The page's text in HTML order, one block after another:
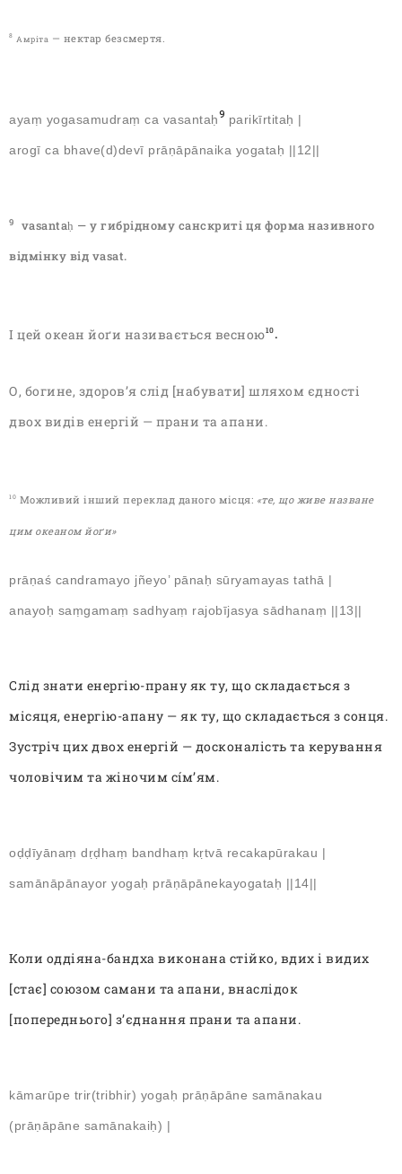
8 Амріта — нектар безсмертя
ayaṃ yogasamudraṃ ca vasantaḥ9 parikīrtitaḥ |
arogī ca bhave(d)devī prāṇāpānaika yogataḥ ||12||
9 vasantaḥ — у гибрідному санскриті ця форма називного
відмінку від vasat.
І цей океан йоґи називається весною10.
О, богине, здоров’я слід [набувати] шляхом єдності
двох видів енергій — прани та апани.
10 Можливий інший переклад даного місця: «те, що живе назване
цим океаном йоґи»
prāṇaś candramayo jñeyo’ pānaḥ sūryamayas tathā |
anayoḥ saṃgamaṃ sadhyaṃ rajobījasya sādhanaṃ ||13||
Слід знати енергію-прану як ту, що складається з
місяця, енергію-апану — як ту, що складається з сонця.
Зустріч цих двох енергій — досконалість та керування
чоловічим та жіночим сíм’ям.
oḍḍīyānaṃ dṛḍhaṃ bandhaṃ kṛtvā recakapūrakau |
samānāpānayor yogaḥ prāṇāpānekayogataḥ ||14||
Коли оддіяна-бандха виконана стійко, вдих і видих
[стає] союзом самани та апани, внаслідок
[попереднього] з’єднання прани та апани.
kāmarūpe trir(tribhir) yogaḥ prāṇāpāne samānakau
(prāṇāpāne samānakaiḥ) |